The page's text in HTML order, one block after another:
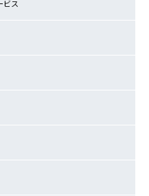
ビス